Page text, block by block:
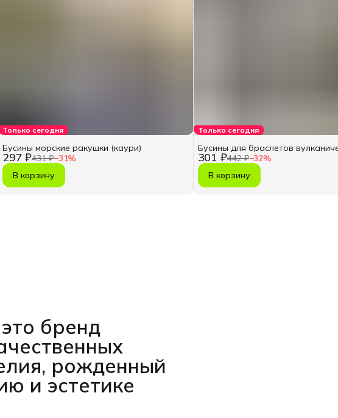
Только сегодня
297 ₽431 ₽−31%
Бусины морские ракушки (каури)
В корзину
Только сегодня
301 ₽442 ₽−32%
Бусины для браслетов
В корзину
бренд
рожденный
и эстетике